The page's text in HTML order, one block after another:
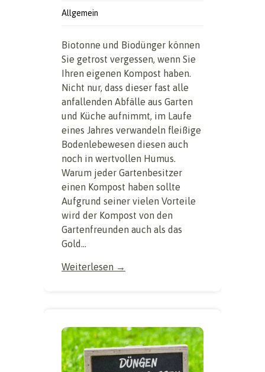
Allgemein
Biotonne und Biodünger können
Sie getrost vergessen, wenn Sie
Ihren eigenen Kompost haben.
Nicht nur, dass dieser fast alle
anfallenden Abfälle aus Garten
und Küche aufnimmt, im Laufe
eines Jahres verwandeln fleißige
Bodenlebewesen diesen auch
noch in wertvollen Humus.
Warum jeder Gartenbesitzer
einen Kompost haben sollte
Aufgrund seiner vielen Vorteile
wird der Kompost von den
Gartenfreunden auch als das
Gold...
Weiterlesen →